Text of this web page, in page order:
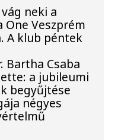
neki a
One Veszprém
A klub péntek
Csaba
a jubileumi
begyűjtése
négyes